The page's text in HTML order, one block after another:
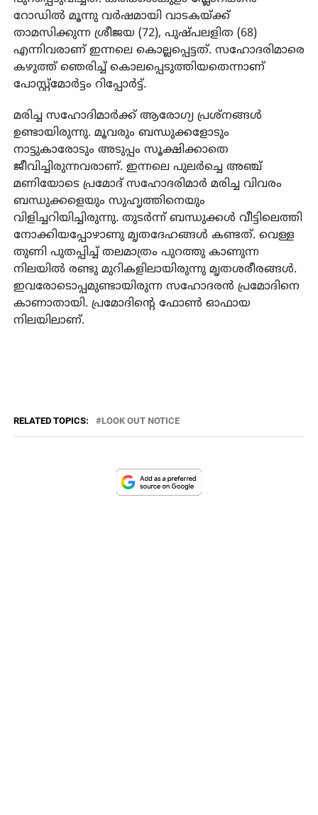
റോഡില്‍ മൂന്നു വര്‍ഷമായി വാടകയ്ക്ക്
താമസിക്കുന്ന ശ്രീജയ (72), പുഷ്പലളിത (68)
എന്നിവരാണ് ഇന്നലെ കൊല്ലപ്പെട്ടത്. സഹോദരിമാരെ
കഴുത്ത് ഞെരിച്ച് കൊലപ്പെടുത്തിയതെന്നാണ്
പോസ്റ്റ്മോര്‍ട്ടം റിപ്പോര്‍ട്ട്.
മരിച്ച സഹോദിമാര്‍ക്ക് ആരോഗ്യ പ്രശ്‌നങ്ങള്‍
ഉണ്ടായിരുന്നു. മൂവരും ബന്ധുക്കളോടും
നാട്ടുകാരോടും അടുപ്പം സൂക്ഷിക്കാതെ
ജീവിച്ചിരുന്നവരാണ്. ഇന്നലെ പുലര്‍ച്ചെ അഞ്ച്
മണിയോടെ പ്രമോദ് സഹോദരിമാര്‍ മരിച്ച വിവരം
ബന്ധുക്കളെയും സുഹൃത്തിനെയും
വിളിച്ചറിയിച്ചിരുന്നു. തുടര്‍ന്ന് ബന്ധുക്കള്‍ വീട്ടിലെത്തി
നോക്കിയപ്പോഴാണു മൃതദേഹങ്ങള്‍ കണ്ടത്. വെള്ള
തുണി പുതപ്പിച്ച് തലമാത്രം പുറത്തു കാണുന്ന
നിലയില്‍ രണ്ടു മുറികളിലായിരുന്നു മൃതശരീരങ്ങള്‍.
ഇവരോടൊപ്പമുണ്ടായിരുന്ന സഹോദരന്‍ പ്രമോദിനെ
കാണാതായി. പ്രമോദിന്റെ ഫോണ്‍ ഓഫായ
നിലയിലാണ്.
RELATED TOPICS: LOOK OUT NOTICE